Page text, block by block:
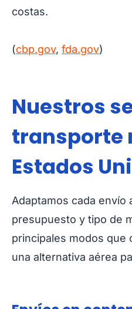
costas.
(cbp.gov, fda.gov)
Nuestros
transporte
Estados
Adaptamos cada envío
presupuesto y tipo de
principales modos que
una alternativa aérea